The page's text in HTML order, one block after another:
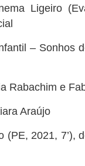
Ligeiro
– Sonhos
Rabachim e
Araújo
(PE, 2021, 7’),